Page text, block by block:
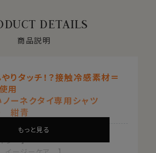
DETAILS
商品説明
りタッチ！？接触冷感素材＝
用
ーネクタイ専用シャツ
紺青
ト 】【 アイスコットン 】
ン 】
もっと見る